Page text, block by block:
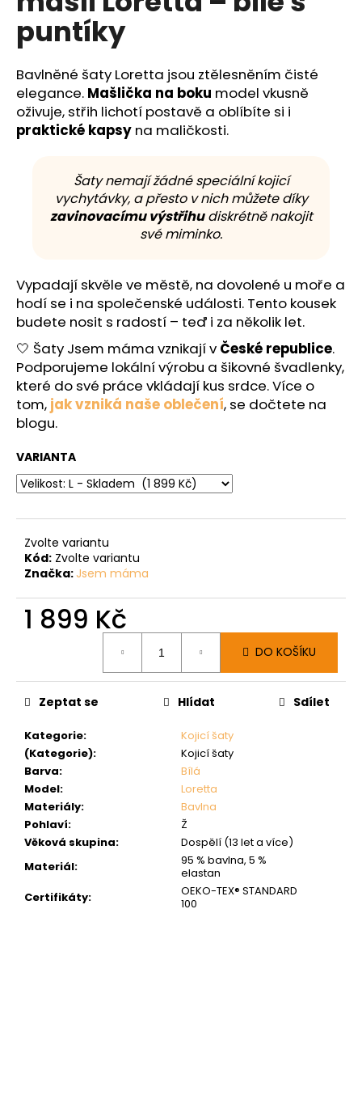
5
hvězdiček.
puntíky
Bavlněné šaty Loretta jsou ztělesněním čisté
elegance. Mašlička na boku model vkusně
oživuje, střih lichotí postavě a oblíbíte si i
praktické kapsy na maličkosti.
Šaty nemají žádné speciální kojicí
vychytávky, a přesto v nich můžete díky
zavinovacímu výstřihudiskrétně nakojit
své miminko.
Vypadají skvěle ve městě, na dovolené u moře a
hodí se i na společenské události. Tento kousek
budete nosit s radostí – teď i za několik let.
🤍 Šaty Jsem máma vznikají v České republice.
Podporujeme lokální výrobu a šikovné švadlenky,
které do své práce vkládají kus srdce. Více o
tom, jak vzniká naše oblečení, se dočtete na
blogu.
VARIANTA
Zvolte variantu
Kód: Zvolte variantu
Značka: Jsem máma
1 899 Kč
DO KOŠÍKU
Kategorie:
Kojicí šaty
(Kategorie):
Kojicí šaty
Barva:
Bílá
Model:
Loretta
Materiály:
Bavlna
Pohlaví:
Ž
Věková skupina:
Dospělí (13 let a více)
Materiál:
95 % bavlna, 5 %
elastan
Certifikáty:
OEKO-TEX® STANDARD
100
Zeptat se Hlídat Sdílet
u
e
m
e